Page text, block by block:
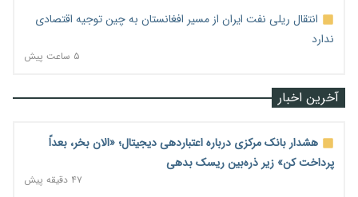
انتقال ریلی نفت ایران از مسیر افغانستان به چین توجیه اقتصادی
ندارد
۵ ساعت پیش
آخرین اخبار
هشدار بانک مرکزی درباره اعتباردهی دیجیتال؛ «الان بخر، بعداً
پرداخت کن» زیر ذره‌بین ریسک بدهی
۴۷ دقیقه پیش